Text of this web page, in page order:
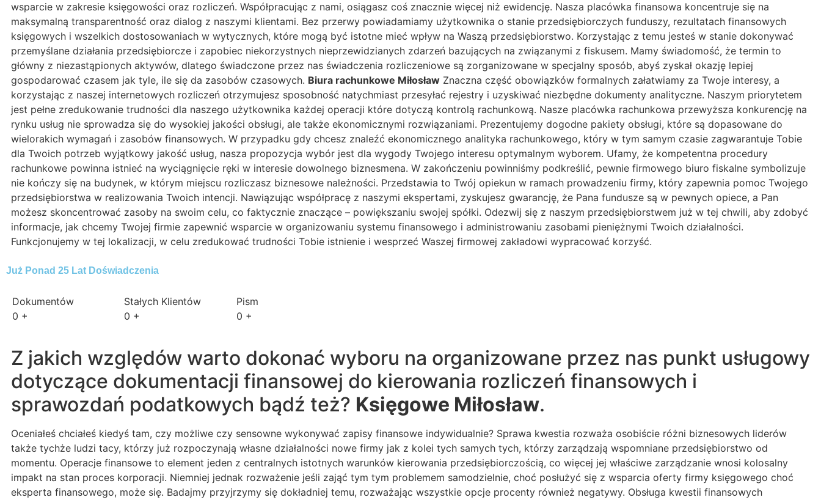
wsparcie w zakresie księgowości oraz rozliczeń. Współpracując z nami, osiągasz coś znacznie więcej niż ewidencję. Nasza placówka finansowa koncentruje się na
maksymalną transparentność oraz dialog z naszymi klientami. Bez przerwy powiadamiamy użytkownika o stanie przedsiębiorczych funduszy, rezultatach finansowych
księgowych i wszelkich dostosowaniach w wytycznych, które mogą być istotne mieć wpływ na Waszą przedsiębiorstwo. Korzystając z temu jesteś w stanie dokonywać
przemyślane działania przedsiębiorcze i zapobiec niekorzystnych nieprzewidzianych zdarzeń bazujących na związanymi z fiskusem. Mamy świadomość, że termin to
główny z niezastąpionych aktywów, dlatego świadczone przez nas świadczenia rozliczeniowe są zorganizowane w specjalny sposób, abyś zyskał okazję lepiej
gospodarować czasem jak tyle, ile się da zasobów czasowych. Biura rachunkowe Miłosław Znaczna część obowiązków formalnych załatwiamy za Twoje interesy, a
korzystając z naszej internetowych rozliczeń otrzymujesz sposobność natychmiast przesyłać rejestry i uzyskiwać niezbędne dokumenty analityczne. Naszym priorytetem
jest pełne zredukowanie trudności dla naszego użytkownika każdej operacji które dotyczą kontrolą rachunkową. Nasze placówka rachunkowa przewyższa konkurencję na
rynku usług nie sprowadza się do wysokiej jakości obsługi, ale także ekonomicznymi rozwiązaniami. Prezentujemy dogodne pakiety obsługi, które są dopasowane do
wielorakich wymagań i zasobów finansowych. W przypadku gdy chcesz znaleźć ekonomicznego analityka rachunkowego, który w tym samym czasie zagwarantuje Tobie
dla Twoich potrzeb wyjątkowy jakość usług, nasza propozycja wybór jest dla wygody Twojego interesu optymalnym wyborem. Ufamy, że kompetentna procedury
rachunkowe powinna istnieć na wyciągnięcie ręki w interesie dowolnego biznesmena. W zakończeniu powinniśmy podkreślić, pewnie firmowego biuro fiskalne symbolizuje
nie kończy się na budynek, w którym miejscu rozliczasz biznesowe należności. Przedstawia to Twój opiekun w ramach prowadzeniu firmy, który zapewnia pomoc Twojego
przedsiębiorstwa w realizowania Twoich intencji. Nawiązując współpracę z naszymi ekspertami, zyskujesz gwarancję, że Pana fundusze są w pewnych opiece, a Pan
możesz skoncentrować zasoby na swoim celu, co faktycznie znaczące – powiększaniu swojej spółki. Odezwij się z naszym przedsiębiorstwem już w tej chwili, aby zdobyć
informacje, jak chcemy Twojej firmie zapewnić wsparcie w organizowaniu systemu finansowego i administrowaniu zasobami pieniężnymi Twoich działalności.
Funkcjonujemy w tej lokalizacji, w celu zredukować trudności Tobie istnienie i wesprzeć Waszej firmowej zakładowi wypracować korzyść.
Już Ponad 25 Lat Doświadczenia
Dokumentów
0 +
Stałych Klientów
0 +
Pism
0 +
Z jakich względów warto dokonać wyboru na organizowane przez nas punkt usługowy
dotyczące dokumentacji finansowej do kierowania rozliczeń finansowych i
sprawozdań podatkowych bądź też? Księgowe Miłosław.
Oceniałeś chciałeś kiedyś tam, czy możliwe czy sensowne wykonywać zapisy finansowe indywidualnie? Sprawa kwestia rozważa osobiście różni biznesowych liderów
także tychże ludzi tacy, którzy już rozpoczynają własne działalności nowe firmy jak z kolei tych samych tych, którzy zarządzają wspomniane przedsiębiorstwo od
momentu. Operacje finansowe to element jeden z centralnych istotnych warunków kierowania przedsiębiorczością, co więcej jej właściwe zarządzanie wnosi kolosalny
impakt na stan proces korporacji. Niemniej jednak rozważenie jeśli zająć tym tym problemem samodzielnie, choć posłużyć się z wsparcia oferty firmy księgowego choć
eksperta finansowego, może się. Badajmy przyjrzymy się dokładniej temu, rozważając wszystkie opcje procenty również negatywy. Obsługa kwestii finansowych